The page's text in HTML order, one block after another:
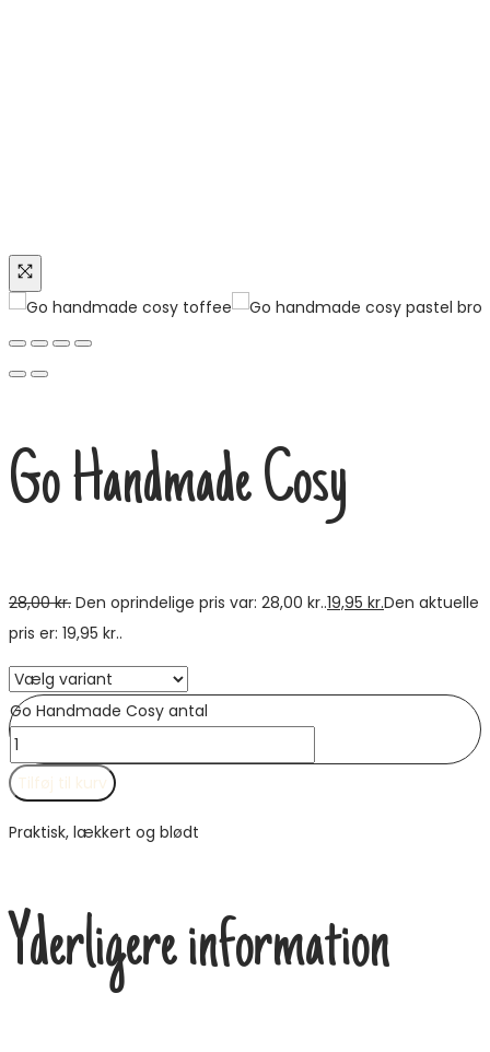
Go Handmade Cosy
28,00kr. Den oprindelige pris var: 28,00 kr..19,95 kr.Den aktuelle
pris er: 19,95 kr..
Go Handmade Cosy antal
Tilføj til kurv
Praktisk, lækkert og blødt
Yderligere information